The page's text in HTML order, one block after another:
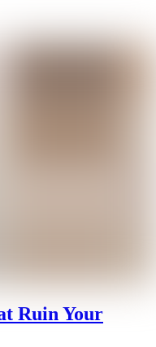
Ruin Your